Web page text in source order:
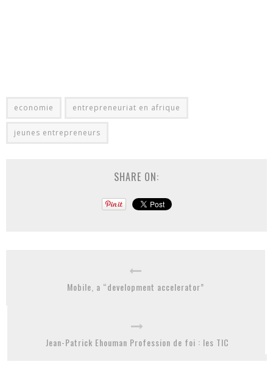
economie entrepreneuriat en afrique
jeunes entrepreneurs
SHARE ON:
Mobile, a “development accelerator”
Jean-Patrick Ehouman Profession de foi : les TIC